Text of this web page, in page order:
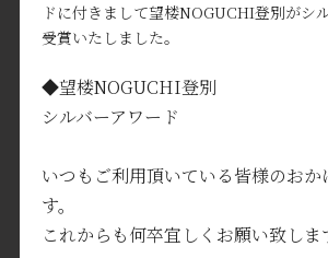
ドに付きまして望楼NOGUCHI登別がシ
受賞いたしました。
◆望楼NOGUCHI登別
シルバーアワード
いつもご利用頂いている皆様のおか
す。
これからも何卒宜しくお願い致しま